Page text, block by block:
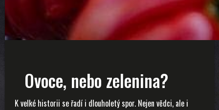
Ovoce, nebo zelenina?
K velké historii se řadí i dlouholetý spor. Nejen vědci, ale i